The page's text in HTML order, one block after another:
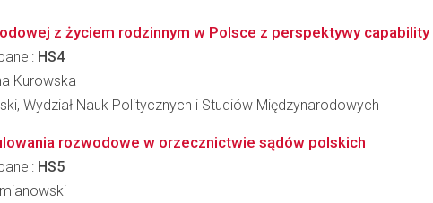
z życiem rodzinnym w Polsce z perspektywy capability
HS4
Kurowska
Wydział Nauk Politycznych i Studiów Międzynarodowych
rozwodowe w orzecznictwie sądów polskich
HS5